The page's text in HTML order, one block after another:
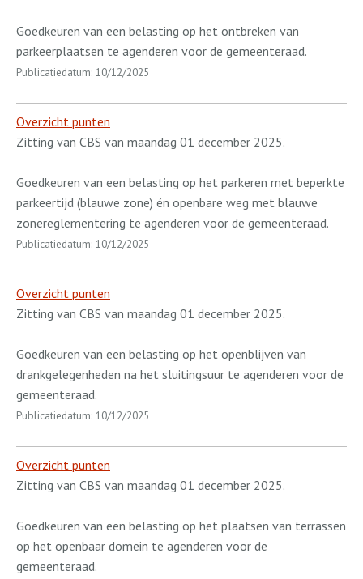
Goedkeuren van een belasting op het ontbreken van
parkeerplaatsen te agenderen voor de gemeenteraad.
Publicatiedatum: 10/12/2025
Overzicht punten
Zitting van CBS van maandag 01 december 2025.
Goedkeuren van een belasting op het parkeren met beperkte
parkeertijd (blauwe zone) én openbare weg met blauwe
zonereglementering te agenderen voor de gemeenteraad.
Publicatiedatum: 10/12/2025
Overzicht punten
Zitting van CBS van maandag 01 december 2025.
Goedkeuren van een belasting op het openblijven van
drankgelegenheden na het sluitingsuur te agenderen voor de
gemeenteraad.
Publicatiedatum: 10/12/2025
Overzicht punten
Zitting van CBS van maandag 01 december 2025.
Goedkeuren van een belasting op het plaatsen van terrassen
op het openbaar domein te agenderen voor de
gemeenteraad.